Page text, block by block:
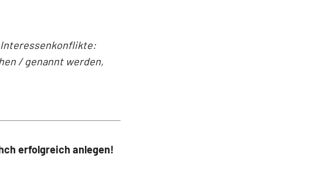
Interessenkonflikte:
/ genannt werden,
erfolgreich anlegen!